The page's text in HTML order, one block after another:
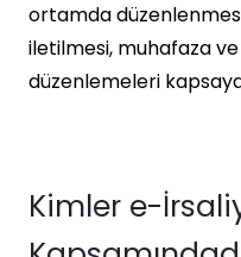
ortamda
iletilmesi, muhafaza
düzenlemeleri
Kimler e-